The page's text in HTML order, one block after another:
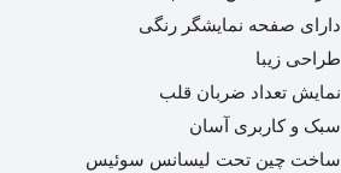
دارای صفحه نمایشگر رنگی
طراحی زیبا
نمایش تعداد ضربان قلب
سبک و کاربری آسان
ساخت چین تحت لیسانس سوئیس